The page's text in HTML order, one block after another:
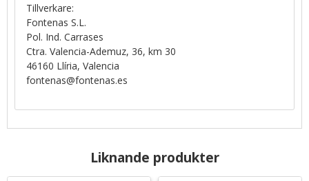
Tillverkare:
Fontenas S.L.
Pol. Ind. Carrases
Ctra. Valencia-Ademuz, 36, km 30
46160 Llíria, Valencia
fontenas@fontenas.es
Liknande produkter